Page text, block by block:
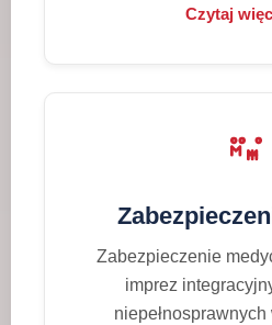
Czytaj
Zabezpieczenie
imprez